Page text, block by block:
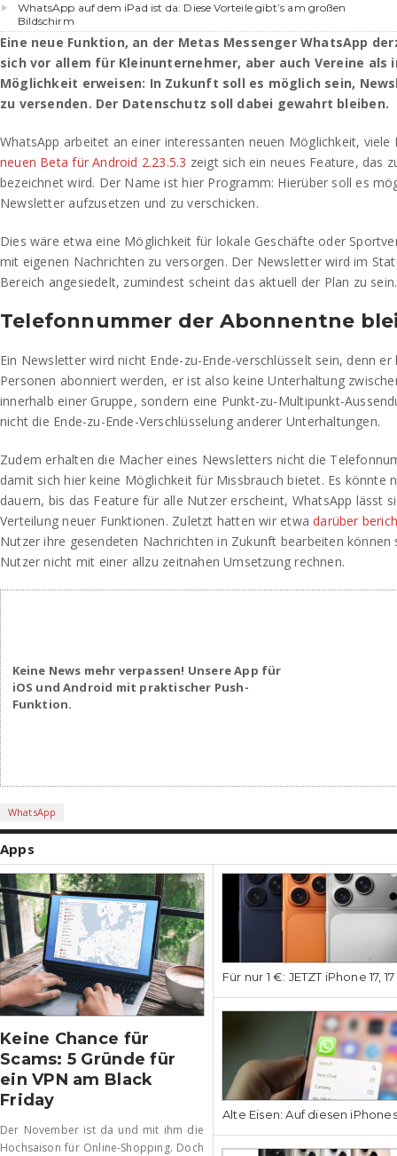
WhatsApp auf dem iPad ist da: Diese Vorteile gibt’s am großen
Bildschirm
Eine neue Funktion, an der Metas Messenger WhatsApp
sich vor allem für Kleinunternehmer, aber auch Vereine als
Möglichkeit erweisen: In Zukunft soll es möglich sein,
zu versenden. Der Datenschutz soll dabei gewahrt bleiben.
WhatsApp arbeitet an einer interessanten neuen Möglichkeit, viele
neuen Beta für Android 2.23.5.3 zeigt sich ein neues Feature, das
bezeichnet wird. Der Name ist hier Programm: Hierüber soll es
Newsletter aufzusetzen und zu verschicken.
Dies wäre etwa eine Möglichkeit für lokale Geschäfte oder
mit eigenen Nachrichten zu versorgen. Der Newsletter wird im
Bereich angesiedelt, zumindest scheint das aktuell der Plan zu sein.
Telefonnummer der Abonnentne
Ein Newsletter wird nicht Ende-zu-Ende-verschlüsselt sein, denn
Personen abonniert werden, er ist also keine Unterhaltung
innerhalb einer Gruppe, sondern eine Punkt-zu-Multipunkt-
nicht die Ende-zu-Ende-Verschlüsselung anderer Unterhaltungen.
Zudem erhalten die Macher eines Newsletters nicht die
damit sich hier keine Möglichkeit für Missbrauch bietet. Es könnte
dauern, bis das Feature für alle Nutzer erscheint, WhatsApp lässt
Verteilung neuer Funktionen. Zuletzt hatten wir etwadarüber
Nutzer ihre gesendeten Nachrichten in Zukunft bearbeiten können
Nutzer nicht mit einer allzu zeitnahen Umsetzung rechnen.
Keine News mehr verpassen! Unsere App für
iOS und Android mit praktischer Push-
Funktion.
WhatsApp
Apps
Keine Chance für
Scams: 5 Gründe für
ein VPN am Black
Friday
Der November ist da und mit ihm die
Hochsaison für Online-Shopping. Doch
Für nur 1 €: JETZT iPhone 17,
Alte Eisen: Auf diesen